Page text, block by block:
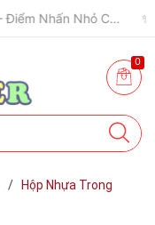
🧢 Một Chiếc Nón Đẹp – Điểm Nhấn Nhỏ Cho Mỗi Outfit ✨
0
/
Hộp Nhựa Trong